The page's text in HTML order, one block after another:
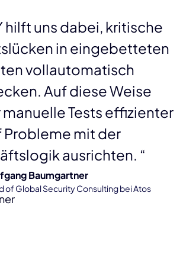
hilft uns dabei, kritische
in eingebetteten
vollautomatisch
Auf diese Weise
Tests effizienter
Probleme mit der
ausrichten. “
Baumgartner
of Global Security Consulting bei Atos